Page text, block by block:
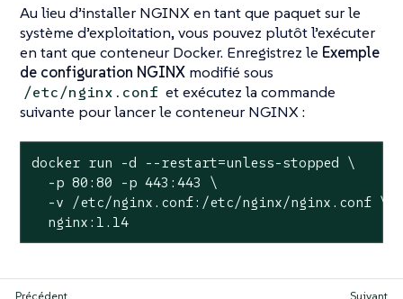
Au lieu d’installer NGINX en tant que paquet sur le
système d’exploitation, vous pouvez plutôt l’exécuter
en tant que conteneur Docker. Enregistrez le Exemple
de configuration NGINX modifié sous
/etc/nginx.conf et exécutez la commande
suivante pour lancer le conteneur NGINX :
docker run -d --restart=unless-stopped \
  -p 80:80 -p 443:443 \
  -v /etc/nginx.conf:/etc/nginx/nginx.conf \
  nginx:1.14